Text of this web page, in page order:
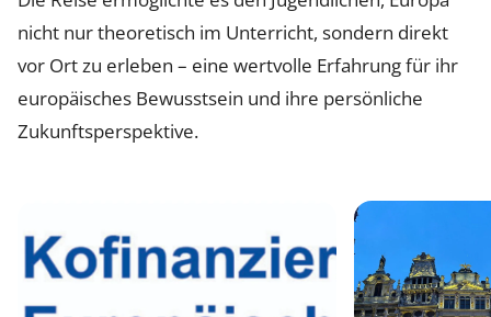
nicht nur theoretisch im Unterricht, sondern direkt
vor Ort zu erleben – eine wertvolle Erfahrung für ihr
europäisches Bewusstsein und ihre persönliche
Zukunftsperspektive.